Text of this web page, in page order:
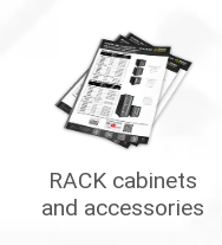
RACK cabinets
and accessories